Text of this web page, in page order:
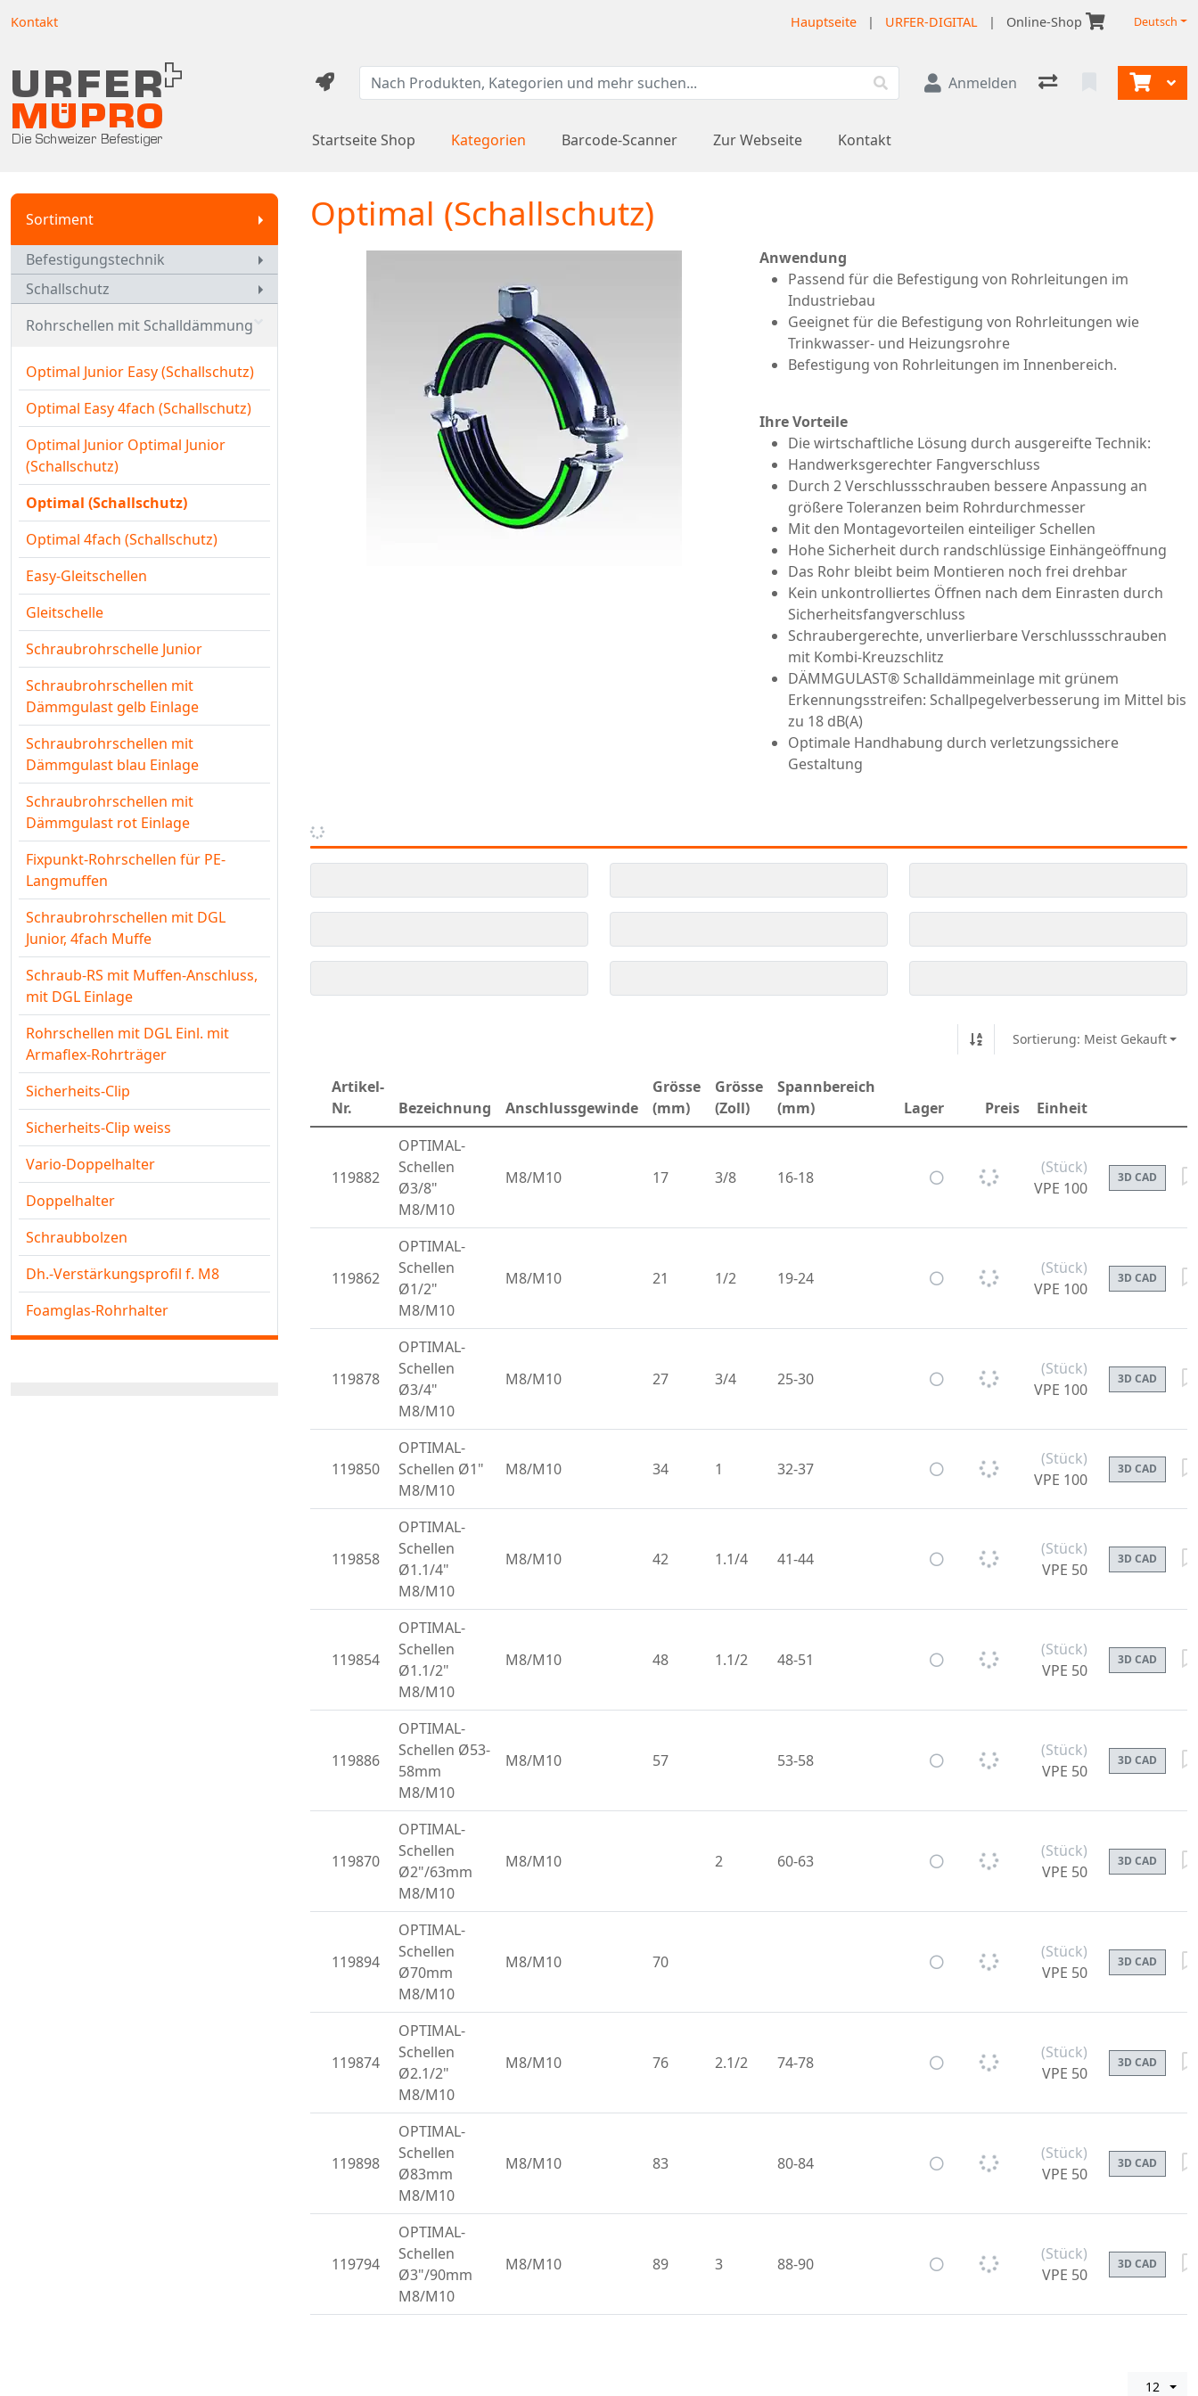
Kontakt Hauptseite | URFER-DIGITAL | Online-Shop Deutsch
Anmelden
Startseite Shop Kategorien Barcode-Scanner Zur Webseite Kontakt
Sortiment
Befestigungstechnik
Schallschutz
Rohrschellen mit Schalldämmung
Optimal Junior Easy (Schallschutz)
Optimal Easy 4fach (Schallschutz)
Optimal Junior Optimal Junior
(Schallschutz)
Optimal (Schallschutz)
Optimal 4fach (Schallschutz)
Easy-Gleitschellen
Gleitschelle
Schraubrohrschelle Junior
Schraubrohrschellen mit
Dämmgulast gelb Einlage
Schraubrohrschellen mit
Dämmgulast blau Einlage
Schraubrohrschellen mit
Dämmgulast rot Einlage
Fixpunkt-Rohrschellen für PE-
Langmuffen
Schraubrohrschellen mit DGL
Junior, 4fach Muffe
Schraub-RS mit Muffen-Anschluss,
mit DGL Einlage
Rohrschellen mit DGL Einl. mit
Armaflex-Rohrträger
Sicherheits-Clip
Sicherheits-Clip weiss
Vario-Doppelhalter
Doppelhalter
Schraubbolzen
Dh.-Verstärkungsprofil f. M8
Foamglas-Rohrhalter
Optimal (Schallschutz)
Anwendung
Passend für die Befestigung von Rohrleitungen im
Industriebau
Geeignet für die Befestigung von Rohrleitungen wie
Trinkwasser- und Heizungsrohre
Befestigung von Rohrleitungen im Innenbereich.
Ihre Vorteile
Die wirtschaftliche Lösung durch ausgereifte Technik:
Handwerksgerechter Fangverschluss
Durch 2 Verschlussschrauben bessere Anpassung an
größere Toleranzen beim Rohrdurchmesser
Mit den Montagevorteilen einteiliger Schellen
Hohe Sicherheit durch randschlüssige Einhängeöffnung
Das Rohr bleibt beim Montieren noch frei drehbar
Kein unkontrolliertes Öffnen nach dem Einrasten durch
Sicherheitsfangverschluss
Schraubergerechte, unverlierbare Verschlussschrauben
mit Kombi-Kreuzschlitz
DÄMMGULAST® Schalldämmeinlage mit grünem
Erkennungsstreifen: Schallpegelverbesserung im Mittel bis
zu 18 dB(A)
Optimale Handhabung durch verletzungssichere
Gestaltung
Sortierung: Meist Gekauft
Artikel-
Nr.
Bezeichnung Anschlussgewinde
Grösse
(mm)
Grösse
(Zoll)
Spannbereich
(mm)
Lager Preis Einheit
119882
OPTIMAL-
Schellen
Ø3/8"
M8/M10
M8/M10 17 3/8 16-18
(Stück)
VPE 100
3D CAD
119862
OPTIMAL-
Schellen
Ø1/2"
M8/M10
M8/M10 21 1/2 19-24
(Stück)
VPE 100
3D CAD
119878
OPTIMAL-
Schellen
Ø3/4"
M8/M10
M8/M10 27 3/4 25-30
(Stück)
VPE 100
3D CAD
119850
OPTIMAL-
Schellen Ø1"
M8/M10
M8/M10 34 1 32-37
(Stück)
VPE 100
3D CAD
119858
OPTIMAL-
Schellen
Ø1.1/4"
M8/M10
M8/M10 42 1.1/4 41-44
(Stück)
VPE 50
3D CAD
119854
OPTIMAL-
Schellen
Ø1.1/2"
M8/M10
M8/M10 48 1.1/2 48-51
(Stück)
VPE 50
3D CAD
119886
OPTIMAL-
Schellen Ø53-
58mm
M8/M10
M8/M10 57 53-58
(Stück)
VPE 50
3D CAD
119870
OPTIMAL-
Schellen
Ø2"/63mm
M8/M10
M8/M10 2 60-63
(Stück)
VPE 50
3D CAD
119894
OPTIMAL-
Schellen
Ø70mm
M8/M10
M8/M10 70
(Stück)
VPE 50
3D CAD
119874
OPTIMAL-
Schellen
Ø2.1/2"
M8/M10
M8/M10 76 2.1/2 74-78
(Stück)
VPE 50
3D CAD
119898
OPTIMAL-
Schellen
Ø83mm
M8/M10
M8/M10 83 80-84
(Stück)
VPE 50
3D CAD
119794
OPTIMAL-
Schellen
Ø3"/90mm
M8/M10
M8/M10 89 3 88-90
(Stück)
VPE 50
3D CAD
12